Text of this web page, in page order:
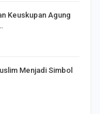
Keuskupan Agung
Menjadi Simbol